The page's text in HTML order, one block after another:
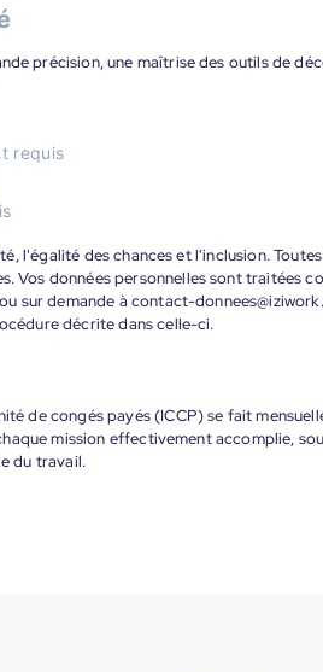
précision, une maîtrise des outils de
requis
l'égalité des chances et l'inclusion.
Vos données personnelles sont traitées
sur demande à contact-
décrite dans celle-ci.
de congés payés (ICCP) se fait
mission effectivement accomplie,
du travail.